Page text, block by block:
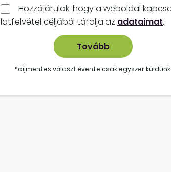
Hozzájárulok, hogy a weboldal
lat­felvétel céljából tárolja az adataimat.
*díjmentes választ évente csak egyszer küldünk.